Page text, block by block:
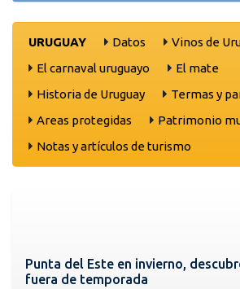
URUGUAY Datos
Vinos de
El carnaval uruguayo
El mate
Historia de Uruguay
Termas y
Areas protegidas
Patrimonio
Notas y artículos de turismo
Punta del Este en invierno,
fuera de temporada